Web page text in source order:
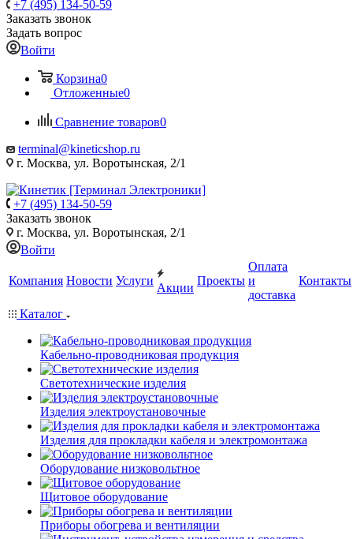
+7 (495) 134-50-59
Заказать звонок
Задать вопрос
Войти
Корзина0
Отложенные0
Сравнение товаров0
terminal@kineticshop.ru
г. Москва, ул. Воротынская, 2/1
+7 (495) 134-50-59
Заказать звонок
г. Москва, ул. Воротынская, 2/1
Войти
Компания Новости Услуги
Акции
Проекты
Оплата
и
доставка
Контакты
Каталог
Кабельно-проводниковая продукция
Светотехнические изделия
Изделия электроустановочные
Изделия для прокладки кабеля и электромонтажа
Оборудование низковольтное
Щитовое оборудование
Приборы обогрева и вентиляции